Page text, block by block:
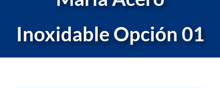
Inoxidable Opción 01